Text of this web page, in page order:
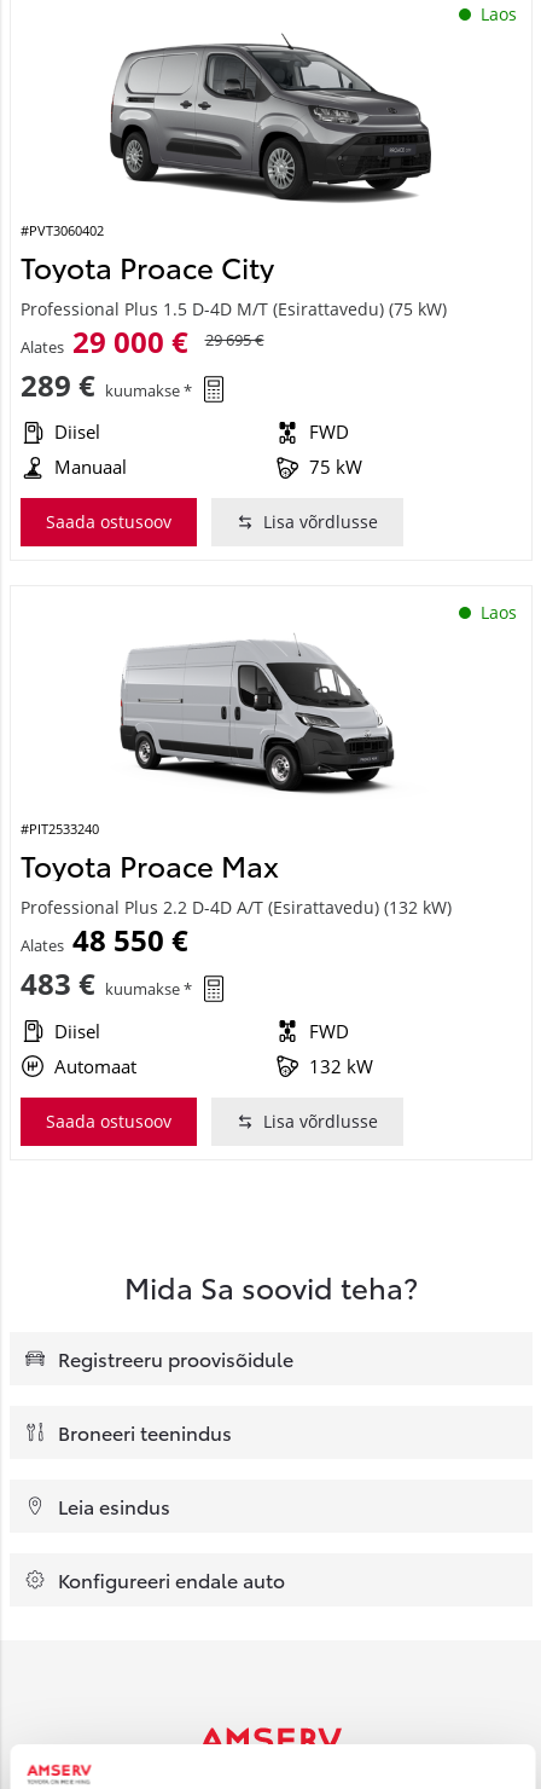
Laos
#PVT3060402
Toyota Proace City
Professional Plus 1.5 D-4D M/T (Esirattavedu) (75 kW)
Alates 29 000 € 29 695 €
289 € kuumakse *
Diisel
FWD
Manuaal
75 kW
Saada ostusoov Lisa võrdlusse
Laos
#PIT2533240
Toyota Proace Max
Professional Plus 2.2 D-4D A/T (Esirattavedu) (132 kW)
Alates 48 550 €
483 € kuumakse *
Diisel
FWD
Automaat
132 kW
Saada ostusoov Lisa võrdlusse
Mida Sa soovid teha?
Registreeru proovisõidule
Broneeri teenindus
Leia esindus
Konfigureeri endale auto